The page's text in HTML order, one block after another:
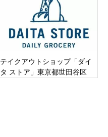
テイクアウトショップ「ダイ
タ ストア」東京都世田谷区